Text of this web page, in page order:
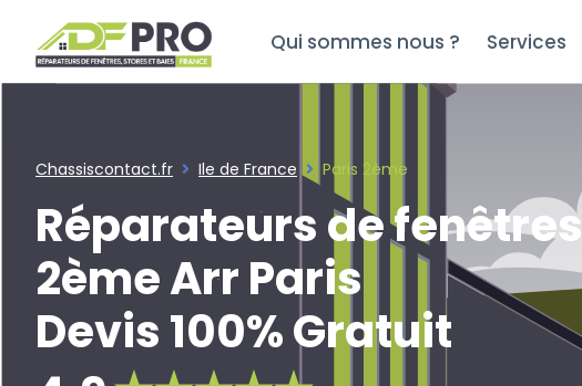
Qui sommes nous ? Services
Chassiscontact.fr Ile de France Paris 2ème
Réparateurs de fenêtres
2ème Arr Paris
Devis 100% Gratuit